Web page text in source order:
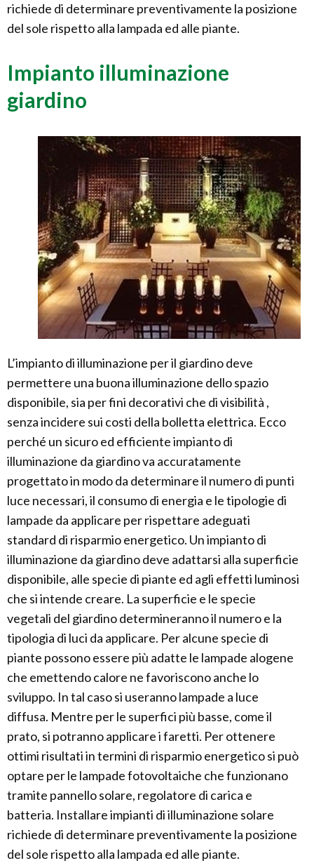
richiede di determinare preventivamente la posizione
del sole rispetto alla lampada ed alle piante.
Impianto illuminazione
giardino
L’impianto di illuminazione per il giardino deve
permettere una buona illuminazione dello spazio
disponibile, sia per fini decorativi che di visibilità ,
senza incidere sui costi della bolletta elettrica. Ecco
perché un sicuro ed efficiente impianto di
illuminazione da giardino va accuratamente
progettato in modo da determinare il numero di punti
luce necessari, il consumo di energia e le tipologie di
lampade da applicare per rispettare adeguati
standard di risparmio energetico. Un impianto di
illuminazione da giardino deve adattarsi alla superficie
disponibile, alle specie di piante ed agli effetti luminosi
che si intende creare. La superficie e le specie
vegetali del giardino determineranno il numero e la
tipologia di luci da applicare. Per alcune specie di
piante possono essere più adatte le lampade alogene
che emettendo calore ne favoriscono anche lo
sviluppo. In tal caso si useranno lampade a luce
diffusa. Mentre per le superfici più basse, come il
prato, si potranno applicare i faretti. Per ottenere
ottimi risultati in termini di risparmio energetico si può
optare per le lampade fotovoltaiche che funzionano
tramite pannello solare, regolatore di carica e
batteria. Installare impianti di illuminazione solare
richiede di determinare preventivamente la posizione
del sole rispetto alla lampada ed alle piante.